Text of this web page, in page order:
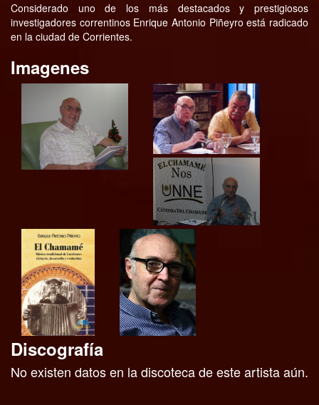
Considerado uno de los más destacados y prestigiosos
investigadores correntinos Enrique Antonio Piñeyro está radicado
en la ciudad de Corrientes.
Imagenes
Discografía
No existen datos en la discoteca de este artista aún.